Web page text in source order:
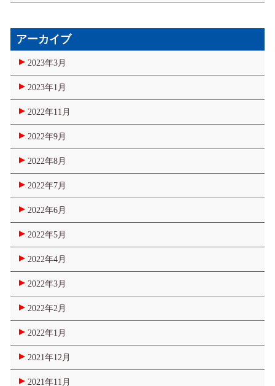
アーカイブ
2023年3月
2023年1月
2022年11月
2022年9月
2022年8月
2022年7月
2022年6月
2022年5月
2022年4月
2022年3月
2022年2月
2022年1月
2021年12月
2021年11月